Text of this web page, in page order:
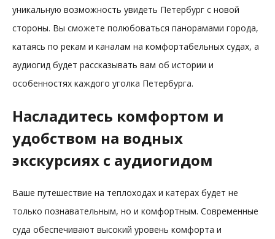
уникальную возможность увидеть Петербург с новой
стороны. Вы сможете полюбоваться панорамами города,
катаясь по рекам и каналам на комфортабельных судах, а
аудиогид будет рассказывать вам об истории и
особенностях каждого уголка Петербурга.
Насладитесь комфортом и
удобством на водных
экскурсиях с аудиогидом
Ваше путешествие на теплоходах и катерах будет не
только познавательным, но и комфортным. Современные
суда обеспечивают высокий уровень комфорта и